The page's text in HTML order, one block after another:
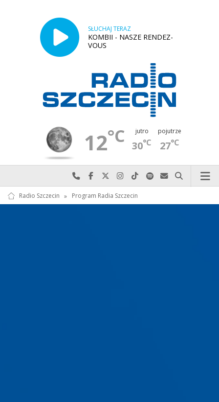
SŁUCHAJ TERAZ
KOMBII - NASZE RENDEZ-
VOUS
12°C jutro
30°C
pojutrze
27°C
Najlepiej po prostu do nas zadzwoń
Odwiedź nas na Facebook-u
Odwiedź nas na X
Odwiedź nas na Instagram-ie
Odwiedź nas na TikTok-u
Szukaj nas na Spotify
Wyślij do nas
Szukaj
Radio Szczecin » Program Radia Szczecin